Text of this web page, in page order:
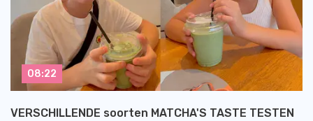
VERSCHILLENDE soorten MATCHA'S TASTE TESTEN
08:22